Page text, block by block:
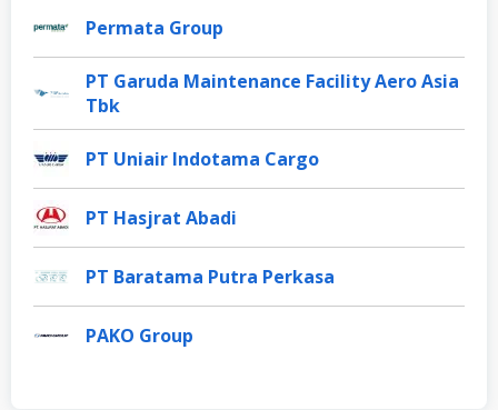
Permata Group
PT Garuda Maintenance Facility Aero Asia
Tbk
PT Uniair Indotama Cargo
PT Hasjrat Abadi
PT Baratama Putra Perkasa
PAKO Group